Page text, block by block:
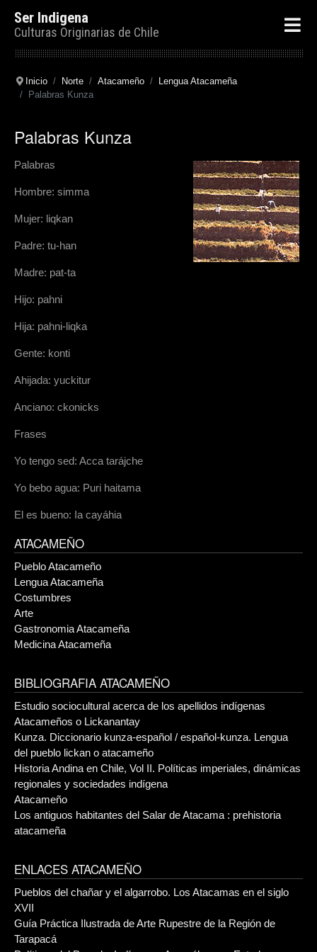
Ser Indigena
Culturas Originarias de Chile
Inicio Norte Atacameño
Lengua Atacameña
Palabras Kunza
Palabras Kunza
Palabras
Hombre: simma
Mujer: liqkan
Padre: tu-han
Madre: pat-ta
Hijo: pahni
Hija: pahni-liqka
Gente: konti
Ahijada: yuckitur
Anciano: ckonicks
Frases
Yo tengo sed: Acca tarájche
Yo bebo agua: Puri haitama
El es bueno: Ia cayáhia
ATACAMEÑO
Pueblo Atacameño
Lengua Atacameña
Costumbres
Arte
Gastronomia Atacameña
Medicina Atacameña
BIBLIOGRAFIA ATACAMEÑO
Estudio sociocultural acerca de los apellidos indígenas
Atacameños o Lickanantay
Kunza. Diccionario kunza-español / español-kunza. Lengua
del pueblo lickan o atacameño
Historia Andina en Chile, Vol II. Políticas imperiales, dinámicas
regionales y sociedades indígena
Atacameño
Los antiguos habitantes del Salar de Atacama : prehistoria
atacameña
ENLACES ATACAMEÑO
Pueblos del chañar y el algarrobo. Los Atacamas en el siglo
XVII
Guía Práctica Ilustrada de Arte Rupestre de la Región de
Tarapacá